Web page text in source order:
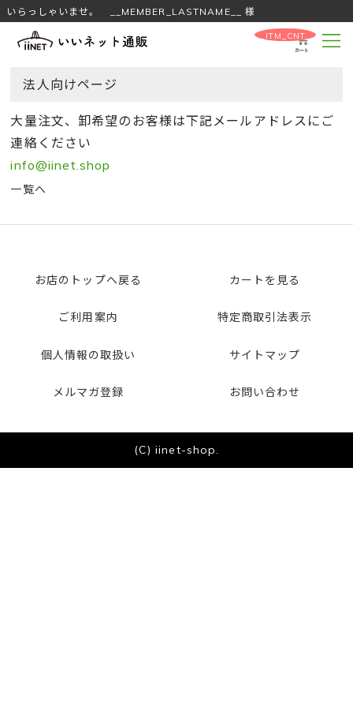
いらっしゃいませ。 __MEMBER_LASTNAME__ 様
__ITM_CNT__
法人向けページ
大量注文、卸希望のお客様は下記メールアドレスにご
連絡ください
info@iinet.shop
一覧へ
お店のトップへ戻る カートを見る
ご利用案内 特定商取引法表示
個人情報の取扱い サイトマップ
メルマガ登録 お問い合わせ
(C) iinet-shop.